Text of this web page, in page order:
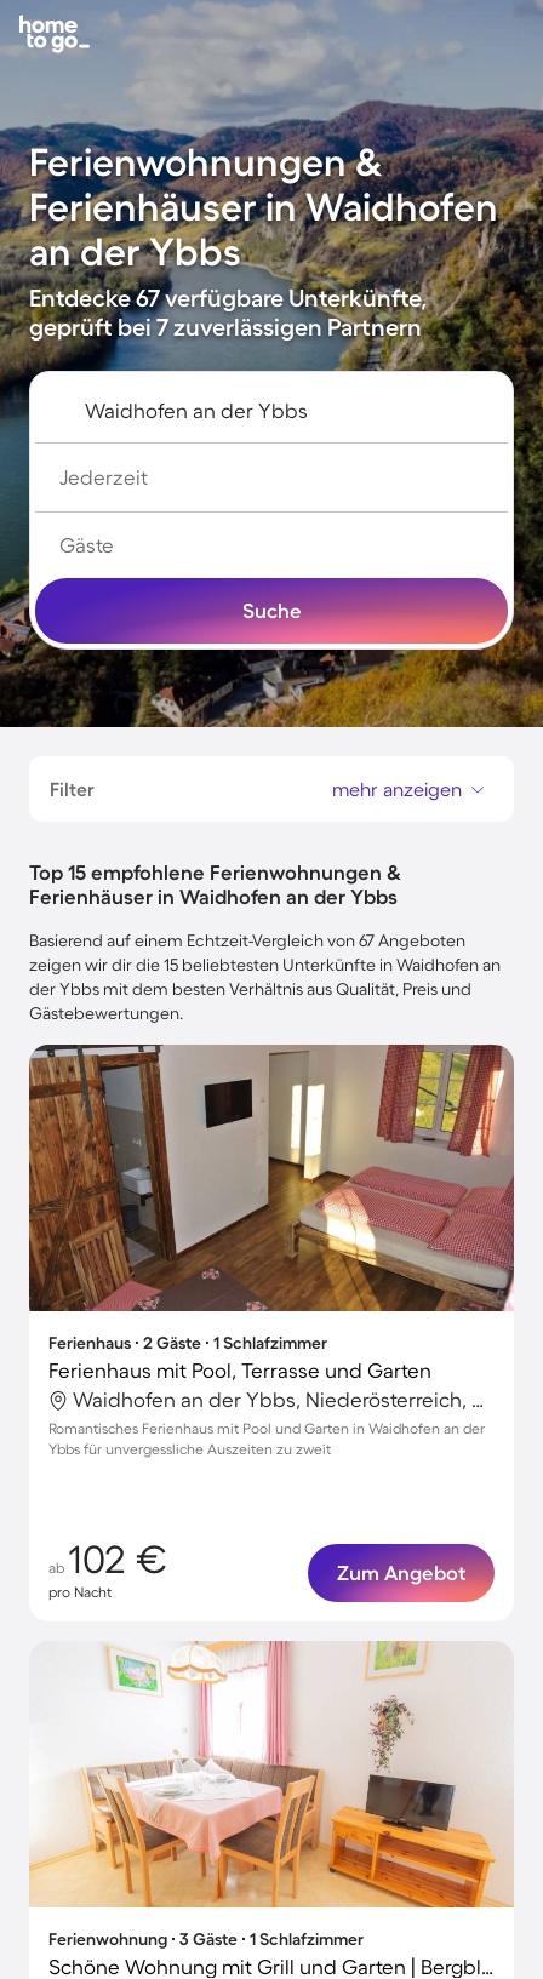
Ferienwohnungen &
Ferienhäuser in Waidhofen
an der Ybbs
Entdecke 67 verfügbare Unterkünfte,
geprüft bei 7 zuverlässigen Partnern
Jederzeit
Gäste
Suche
Filter mehr anzeigen
Top 15 empfohlene Ferienwohnungen &
Ferienhäuser in Waidhofen an der Ybbs
Basierend auf einem Echtzeit-Vergleich von 67 Angeboten
zeigen wir dir die 15 beliebtesten Unterkünfte in Waidhofen an
der Ybbs mit dem besten Verhältnis aus Qualität, Preis und
Gästebewertungen.
Ferienhaus ∙ 2 Gäste ∙ 1 Schlafzimmer
Ferienhaus mit Pool, Terrasse und Garten
Waidhofen an der Ybbs, Niederösterreich, Österreich
Romantisches Ferienhaus mit Pool und Garten in Waidhofen an der
Ybbs für unvergessliche Auszeiten zu zweit
ab 102 €
pro Nacht
Zum Angebot
Ferienwohnung ∙ 3 Gäste ∙ 1 Schlafzimmer
Schöne Wohnung mit Grill und Garten | Bergblick | Hunde erlaubt